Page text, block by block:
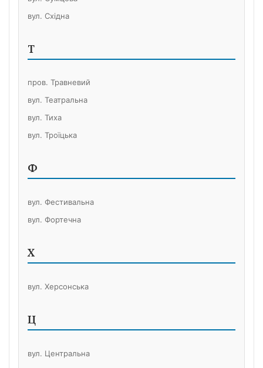
вул. Східна
Т
пров. Травневий
вул. Театральна
вул. Тиха
вул. Троїцька
Ф
вул. Фестивальна
вул. Фортечна
Х
вул. Херсонська
Ц
вул. Центральна